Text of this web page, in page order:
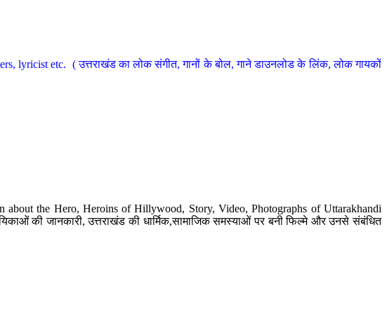
lyricist etc. ( उत्तराखंड का लोक संगीत, गानों के बोल, गाने डाउनलोड के लिंक, लोक गायकों
about the Hero, Heroins of Hillywood, Story, Video, Photographs of Uttarakhandi
की जानकारी, उत्तराखंड की धार्मिक,सामाजिक समस्याओं पर बनी फिल्मे और उनसे संबंधित